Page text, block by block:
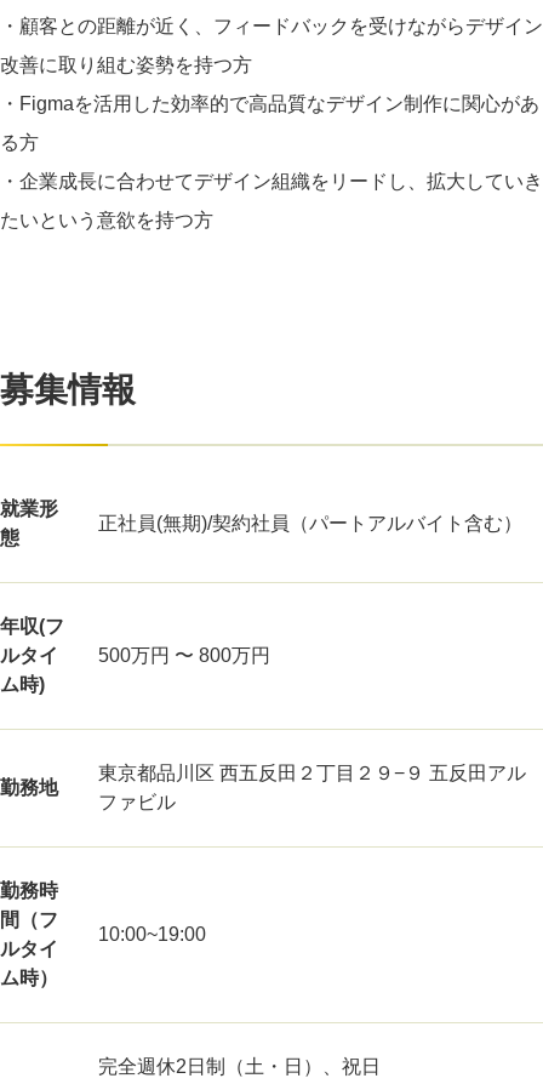
・顧客との距離が近く、フィードバックを受けながらデザイン
改善に取り組む姿勢を持つ方
・Figmaを活用した効率的で高品質なデザイン制作に関心があ
る方
・企業成長に合わせてデザイン組織をリードし、拡大していき
たいという意欲を持つ方
募集情報
就業形
態
正社員(無期)/契約社員（パートアルバイト含む）
年収(フ
ルタイ
ム時)
500万円 〜 800万円
勤務地
東京都品川区 西五反田２丁目２９−９ 五反田アル
ファビル
勤務時
間（フ
ルタイ
ム時）
10:00~19:00
完全週休2日制（土・日）、祝日